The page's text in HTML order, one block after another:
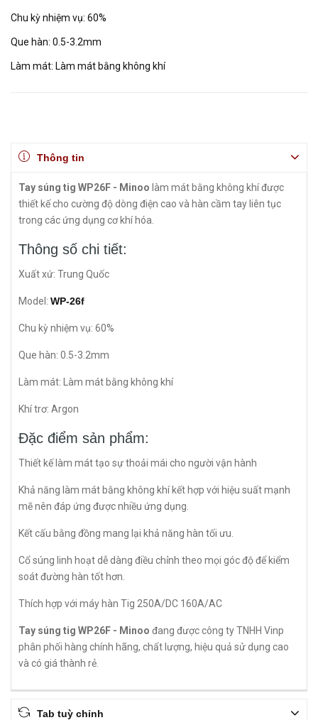
Chu kỳ nhiệm vụ: 60%
Que hàn: 0.5-3.2mm
Làm mát: Làm mát bằng không khí
Thông tin
Tay súng tig WP26F - Minoo làm mát bằng không khí được
thiết kế cho cường độ dòng điện cao và hàn cầm tay liên tục
trong các ứng dụng cơ khí hóa.
Thông số chi tiết:
Xuất xứ: Trung Quốc
Model: WP-26f
Chu kỳ nhiệm vụ: 60%
Que hàn: 0.5-3.2mm
Làm mát: Làm mát bằng không khí
Khí trơ: Argon
Đặc điểm sản phẩm:
Thiết kế làm mát tạo sự thoải mái cho người vận hành
Khả năng làm mát bằng không khí kết hợp với hiệu suất mạnh
mẽ nên đáp ứng được nhiều ứng dụng.
Kết cấu bằng đồng mang lại khả năng hàn tối ưu.
Cổ súng linh hoạt dễ dàng điều chỉnh theo mọi góc độ để kiểm
soát đường hàn tốt hơn.
Thích hợp với máy hàn Tig 250A/DC 160A/AC
Tay súng tig WP26F - Minoo đang được công ty TNHH Vinp
phân phối hàng chính hãng, chất lượng, hiệu quả sử dụng cao
và có giá thành rẻ.
Tab tuỳ chỉnh